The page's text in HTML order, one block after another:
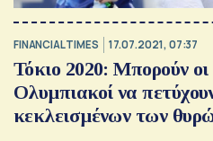
FINANCIAL TIMES 17.07.2021, 07:37
Τόκιο 2020: Μπορούν οι
Ολυμπιακοί να
κεκλεισμένων των